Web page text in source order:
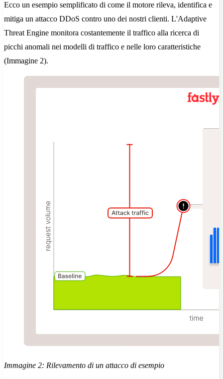
Ecco un esempio semplificato di come il motore rileva, identifica e
mitiga un attacco DDoS contro uno dei nostri clienti. L'Adaptive
Threat Engine monitora costantemente il traffico alla ricerca di
picchi anomali nei modelli di traffico e nelle loro caratteristiche
(Immagine 2).
Immagine 2: Rilevamento di un attacco di esempio